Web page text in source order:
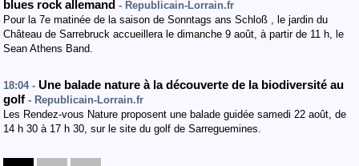
blues rock allemand - Republicain-Lorrain.fr
Pour la 7e matinée de la saison de Sonntags ans Schloß , le jardin du
Château de Sarrebruck accueillera le dimanche 9 août, à partir de 11 h, le
Sean Athens Band.
18:04 - Une balade nature à la découverte de la biodiversité au
golf - Republicain-Lorrain.fr
Les Rendez-vous Nature proposent une balade guidée samedi 22 août, de
14 h 30 à 17 h 30, sur le site du golf de Sarreguemines.